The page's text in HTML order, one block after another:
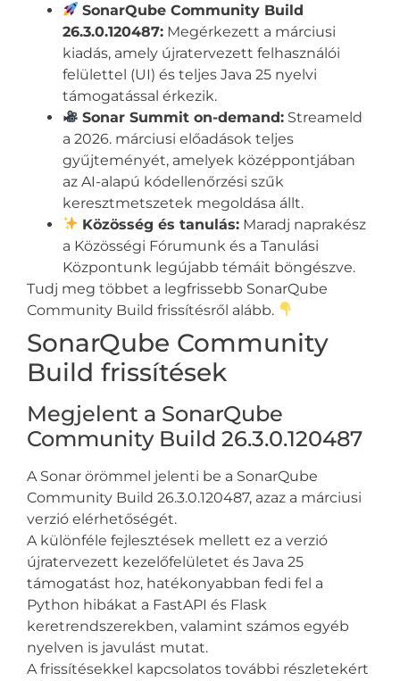
SonarQube Community Build
26.3.0.120487: Megérkezett a márciusi
kiadás, amely újratervezett felhasználói
felülettel (UI) és teljes Java 25 nyelvi
támogatással érkezik.
Sonar Summit on-demand: Streameld
a 2026. márciusi előadások teljes
gyűjteményét, amelyek középpontjában
az AI-alapú kódellenőrzési szűk
keresztmetszetek megoldása állt.
Közösség és tanulás: Maradj naprakész
a Közösségi Fórumunk és a Tanulási
Központunk legújabb témáit böngészve.
Tudj meg többet a legfrissebb SonarQube
Community Build frissítésről alább.
SonarQube Community
Build frissítések
Megjelent a SonarQube
Community Build 26.3.0.120487
A Sonar örömmel jelenti be a SonarQube
Community Build 26.3.0.120487, azaz a márciusi
verzió elérhetőségét.
A különféle fejlesztések mellett ez a verzió
újratervezett kezelőfelületet és Java 25
támogatást hoz, hatékonyabban fedi fel a
Python hibákat a FastAPI és Flask
keretrendszerekben, valamint számos egyéb
nyelven is javulást mutat.
A frissítésekkel kapcsolatos további részletekért